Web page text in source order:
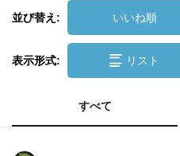
並び替え: いいね順
表示形式: リスト
すべて